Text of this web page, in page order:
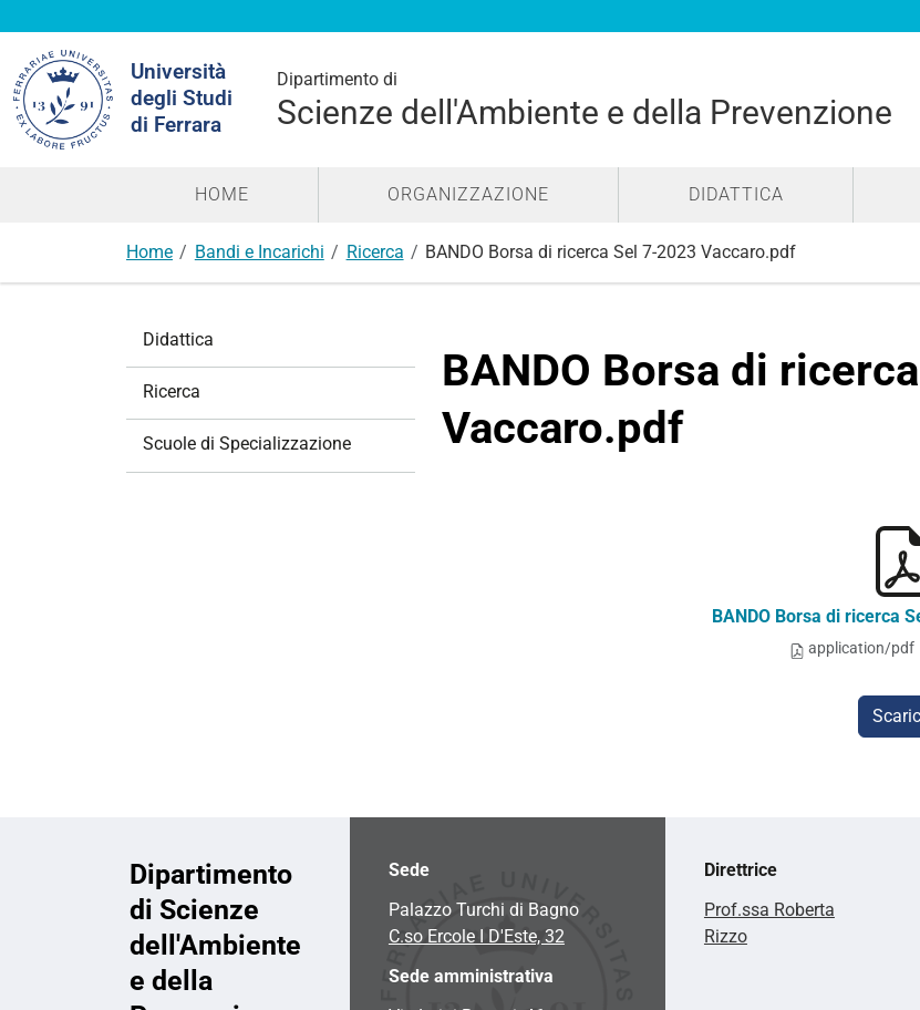
Università
degli Studi
di Ferrara
Dipartimento di
Scienze dell'Ambiente e della Prevenzione
nel
sito
HOME ORGANIZZAZIONE DIDATTICA
Home Bandi e Incarichi Ricerca BANDO Borsa di ricerca Sel 7-2023 Vaccaro.pdf
BANDO Borsa di
Vaccaro.pdf
BANDO Borsa di ricerca
application/pdf
Didattica
Ricerca
Scuole di Specializzazione
Dipartimento
di Scienze
dell'Ambiente
e della
Sede
Palazzo Turchi di Bagno
C.so Ercole I D'Este, 32
Sede amministrativa
Direttrice
Prof.ssa Roberta
Rizzo